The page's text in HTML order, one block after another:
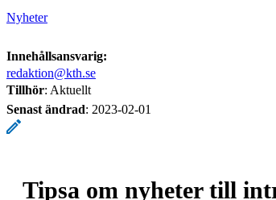
Nyheter
Innehållsansvarig:
redaktion@kth.se
Tillhör: Aktuellt
Senast ändrad: 2023-02-01
Tipsa om nyheter till